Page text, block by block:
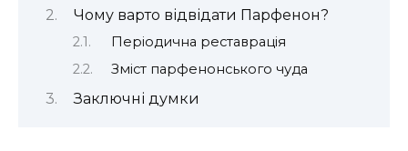
Чому варто відвідати Парфенон?
Періодична реставрація
Зміст парфенонського чуда
Заключні думки